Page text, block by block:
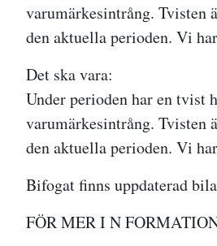
varumärkesintrång. Tvisten
den aktuella perioden. Vi
Det ska vara:
Under perioden har en tvist
varumärkesintrång. Tvisten
den aktuella perioden. Vi
Bifogat finns uppdaterad
FÖR MER I N